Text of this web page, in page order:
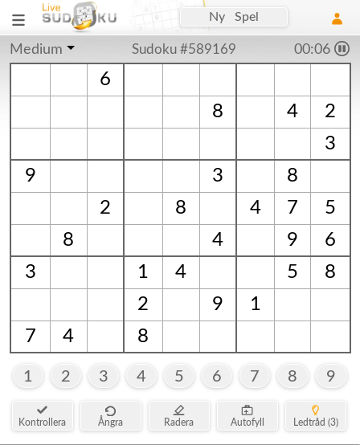
Ny Spel
Medium Sudoku #589169 00:06
6
8
4
2
3
9
3
8
2
8 4 7
5
8
4 9
6
3
1 4 5
8
2
9
1
7
4 8
1 2 3 4 5 6 7 8 9
Kontrollera Ångra Radera Autofyll Ledtråd (3)